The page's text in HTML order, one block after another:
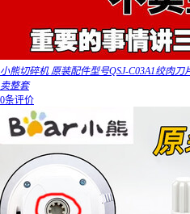
小熊切碎机 原装配件型号QSJ-C03A1绞肉
卖整套
0条评价